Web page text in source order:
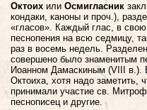
Октоихили Осмигласник
кондаки, каноны и проч.),
«гласов». Каждый глас, в
песнопения на всю седмицу,
раз в восемь недель.
совершено было знаменитым
Иоанном Дамаскиным (VIII в.).
Октоиха, хотя надо заметить,
принимали участие св.
песнописец и другие.